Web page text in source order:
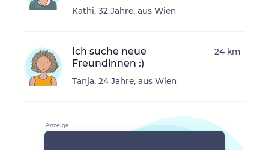
Kathi, 32 Jahre, aus Wien
Ich suche neue
Freundinnen :)
Tanja, 24 Jahre, aus Wien
24 km